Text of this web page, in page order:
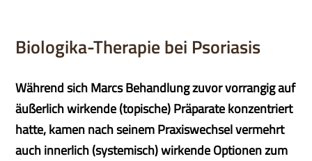
Biologika-Therapie bei Psoriasis
Während sich Marcs Behandlung zuvor vorrangig auf
äußerlich wirkende (topische) Präparate konzentriert
hatte, kamen nach seinem Praxiswechsel vermehrt
auch innerlich (systemisch) wirkende Optionen zum